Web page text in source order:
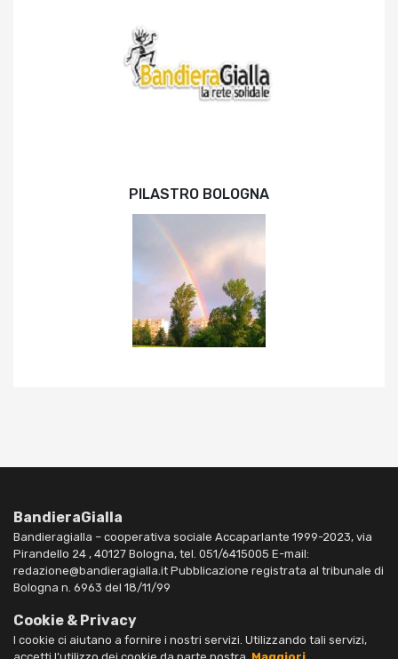
PILASTRO BOLOGNA
BandieraGialla
Bandieragialla – cooperativa sociale Accaparlante 1999-2023, via
Pirandello 24 , 40127 Bologna, tel. 051/6415005 E-mail:
redazione@bandieragialla.it Pubblicazione registrata al tribunale di
Bologna n. 6963 del 18/11/99
Cookie & Privacy
I cookie ci aiutano a fornire i nostri servizi. Utilizzando tali servizi,